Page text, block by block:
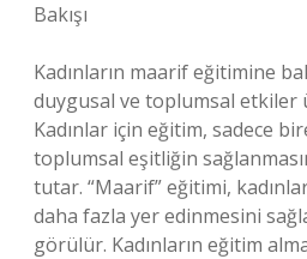
Bakışı
Kadınların maarif eğitimine
duygusal ve toplumsal etkiler
Kadınlar için eğitim, sadece
toplumsal eşitliğin
tutar. “Maarif” eğitimi,
daha fazla yer edinmesini
görülür. Kadınların eğitim